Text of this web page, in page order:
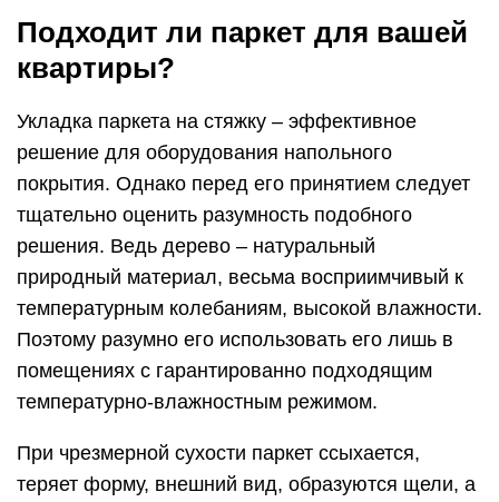
Подходит ли паркет для вашей
квартиры?
Укладка паркета на стяжку – эффективное
решение для оборудования напольного
покрытия. Однако перед его принятием следует
тщательно оценить разумность подобного
решения. Ведь дерево – натуральный
природный материал, весьма восприимчивый к
температурным колебаниям, высокой влажности.
Поэтому разумно его использовать его лишь в
помещениях с гарантированно подходящим
температурно-влажностным режимом.
При чрезмерной сухости паркет ссыхается,
теряет форму, внешний вид, образуются щели, а